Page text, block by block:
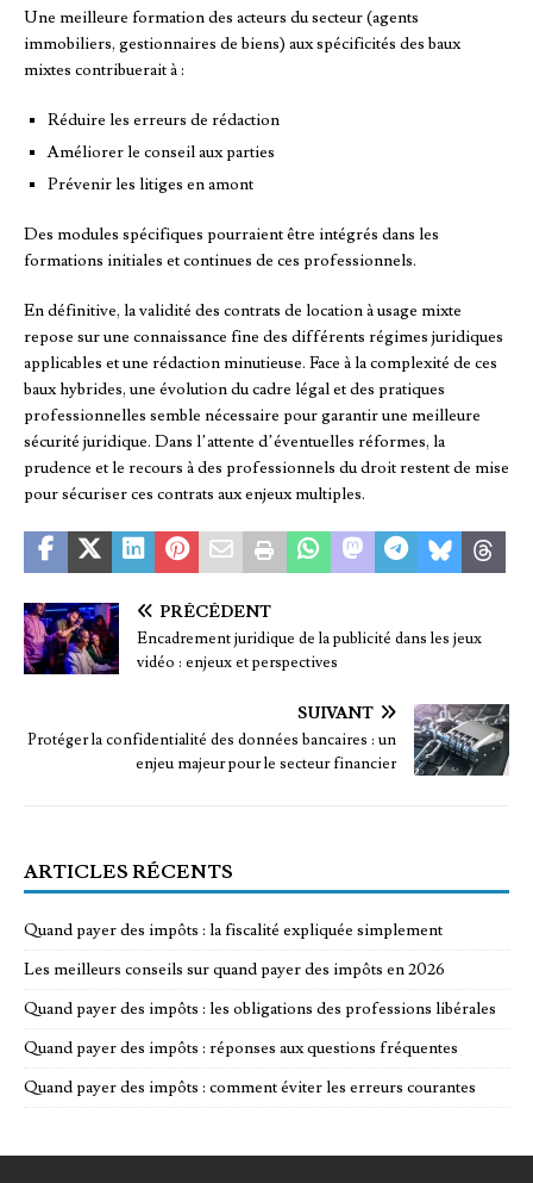
Une meilleure formation des acteurs du secteur (agents
immobiliers, gestionnaires de biens) aux spécificités des baux
mixtes contribuerait à :
Réduire les erreurs de rédaction
Améliorer le conseil aux parties
Prévenir les litiges en amont
Des modules spécifiques pourraient être intégrés dans les
formations initiales et continues de ces professionnels.
En définitive, la validité des contrats de location à usage mixte
repose sur une connaissance fine des différents régimes juridiques
applicables et une rédaction minutieuse. Face à la complexité de ces
baux hybrides, une évolution du cadre légal et des pratiques
professionnelles semble nécessaire pour garantir une meilleure
sécurité juridique. Dans l’attente d’éventuelles réformes, la
prudence et le recours à des professionnels du droit restent de mise
pour sécuriser ces contrats aux enjeux multiples.
PRÉCÉDENT
Encadrement juridique de la publicité dans les jeux
vidéo : enjeux et perspectives
SUIVANT
Protéger la confidentialité des données bancaires : un
enjeu majeur pour le secteur financier
ARTICLES RÉCENTS
Quand payer des impôts : la fiscalité expliquée simplement
Les meilleurs conseils sur quand payer des impôts en 2026
Quand payer des impôts : les obligations des professions libérales
Quand payer des impôts : réponses aux questions fréquentes
Quand payer des impôts : comment éviter les erreurs courantes